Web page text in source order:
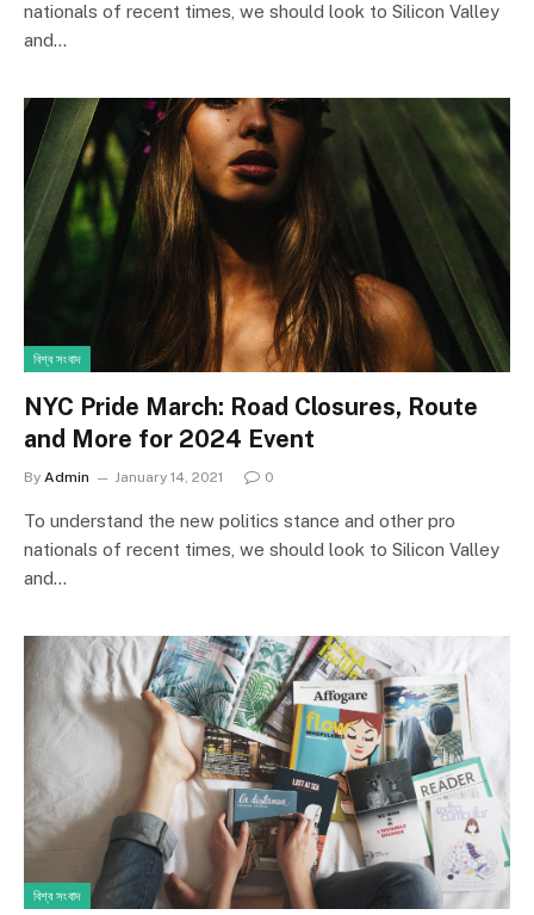
nationals of recent times, we should look to Silicon Valley
and…
বিশ্ব সংবাদ
NYC Pride March: Road Closures, Route
and More for 2024 Event
By Admin January 14, 2021 0
To understand the new politics stance and other pro
nationals of recent times, we should look to Silicon Valley
and…
বিশ্ব সংবাদ